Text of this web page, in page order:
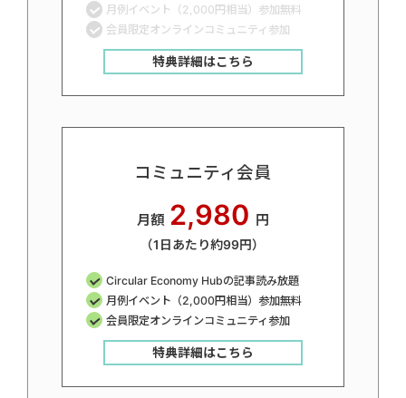
月例イベント（2,000円相当）参加無料
会員限定オンラインコミュニティ参加
特典詳細はこちら
コミュニティ会員
月額 2,980 円
（1日あたり約99円）
Circular Economy Hubの記事読み放題
月例イベント（2,000円相当）参加無料
会員限定オンラインコミュニティ参加
特典詳細はこちら